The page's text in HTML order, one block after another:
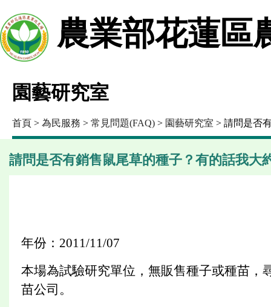
農業部花蓮區
園藝研究室
首頁 > 為民服務 > 常見問題(FAQ) > 園藝研究室 > 請問是否
請問是否有銷售鼠尾草的種子？有的話我大
年份：2011/11/07
本場為試驗研究單位，無販售種子或種苗，
苗公司。